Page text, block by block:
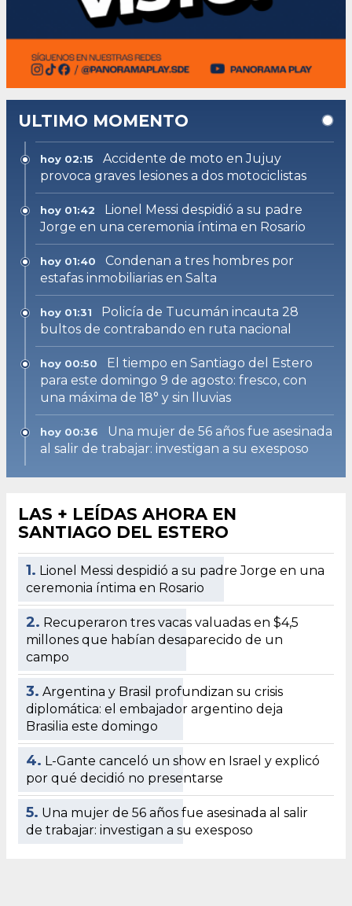
ULTIMO MOMENTO
hoy 02:15
Accidente de moto en Jujuy
provoca graves lesiones a dos motociclistas
hoy 01:42
Lionel Messi despidió a su padre
Jorge en una ceremonia íntima en Rosario
hoy 01:40
Condenan a tres hombres por
estafas inmobiliarias en Salta
hoy 01:31
Policía de Tucumán incauta 28
bultos de contrabando en ruta nacional
hoy 00:50
El tiempo en Santiago del Estero
para este domingo 9 de agosto: fresco, con
una máxima de 18° y sin lluvias
hoy 00:36
Una mujer de 56 años fue asesinada
al salir de trabajar: investigan a su exesposo
LAS + LEÍDAS AHORA EN
SANTIAGO DEL ESTERO
1. Lionel Messi despidió a su padre Jorge en una
ceremonia íntima en Rosario
2. Recuperaron tres vacas valuadas en $4,5
millones que habían desaparecido de un
campo
3. Argentina y Brasil profundizan su crisis
diplomática: el embajador argentino deja
Brasilia este domingo
4. L-Gante canceló un show en Israel y explicó
por qué decidió no presentarse
5. Una mujer de 56 años fue asesinada al salir
de trabajar: investigan a su exesposo